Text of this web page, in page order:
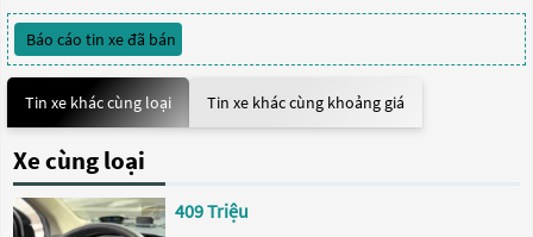
Báo cáo tin xe đã bán
Tin xe khác cùng loại Tin xe khác cùng khoảng giá
Xe cùng loại
409 Triệu